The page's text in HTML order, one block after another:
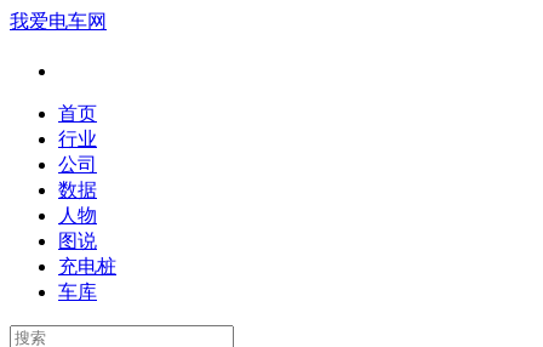
我爱电车网
首页
行业
公司
数据
人物
图说
充电桩
车库